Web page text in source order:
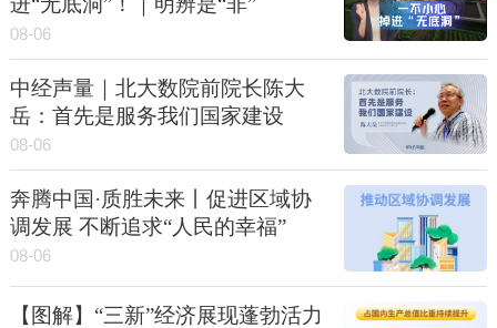
08-06
中经声量｜北大数院前院长陈大
岳：首先是服务我们国家建设
08-06
奔腾中国·质胜未来丨促进区域协
调发展 不断追求“人民的幸福”
08-06
【图解】“三新”经济展现蓬勃活力